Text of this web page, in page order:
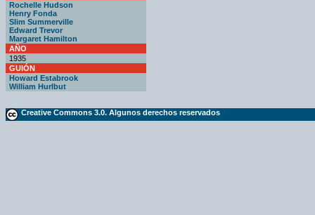
Rochelle Hudson
Henry Fonda
Slim Summerville
Edward Trevor
Margaret Hamilton
AÑO
1935
GUIÓN
Howard Estabrook
William Hurlbut
Creative Commons 3.0. Algunos derechos reservados